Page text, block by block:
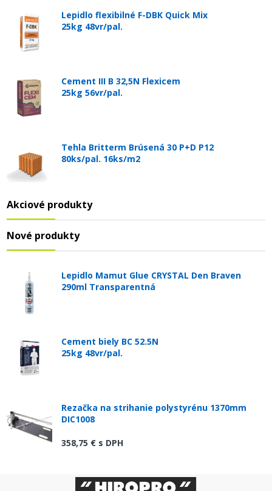
Lepidlo flexibilné F-DBK Quick Mix
25kg 48vr/pal.
Cement III B 32,5N Flexicem
25kg 56vr/pal.
Tehla Britterm Brúsená 30 P+D P12
80ks/pal. 16ks/m2
Akciové produkty
Nové produkty
Lepidlo Mamut Glue CRYSTAL Den Braven
290ml Transparentná
Cement biely BC 52.5N
25kg 48vr/pal.
Rezačka na strihanie polystyrénu 1370mm
DIC1008
358,75 € s DPH